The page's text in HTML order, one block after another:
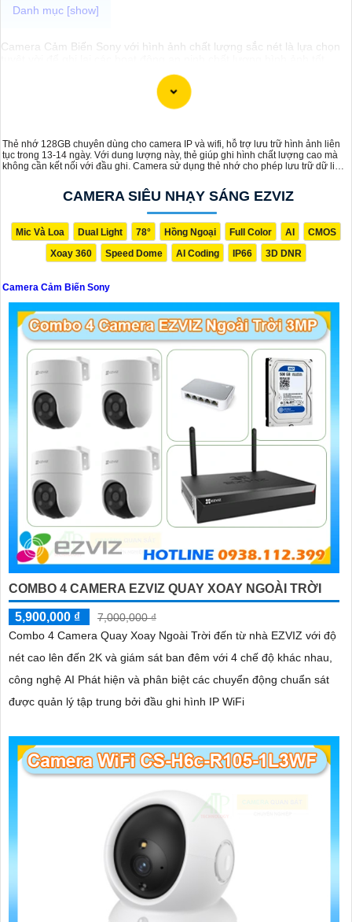
Camera Cảm Biến Sony với hình ảnh chất lượng sắc nét là lựa chọn
nhất. Với camera này, bạn có thể giám sát từ xa qua điện thoại hay
máy tính dễ dàng với hình rõ ràng chân thực nhất, đặc biệt là vào
Thẻ nhớ 128GB chuyên dùng cho camera IP và wifi, hỗ trợ lưu trữ hình ảnh liên
tục trong 13-14 ngày. Với dung lượng này, thẻ giúp ghi hình chất lượng cao mà
không cần kết nối với đầu ghi. Camera sử dụng thẻ nhớ cho phép lưu trữ dữ liệu
thời gian dài. Tốc độ truyền tải nhanh chóng, phù hợp với các yêu cầu giám sát
CAMERA SIÊU NHẠY SÁNG EZVIZ
Mic Và Loa Dual Light 78° Hồng Ngoại Full Color AI
CMOS
Xoay 360
Speed Dome AI Coding IP66 3D DNR
Camera Cảm Biến Sony
COMBO 4 CAMERA EZVIZ QUAY XOAY NGOÀI TRỜI
5,900,000 ₫
7,000,000 ₫
Combo 4 Camera Quay Xoay Ngoài Trời đến từ nhà EZVIZ với độ
nét cao lên đến 2K và giám sát ban đêm với 4 chế độ khác nhau,
công nghệ AI Phát hiện và phân biệt các chuyển động chuẩn sát
được quản lý tập trung bởi đầu ghi hình IP WiFi